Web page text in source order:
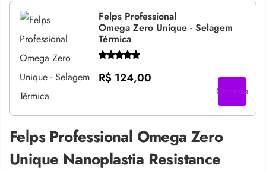
Felps Professional
Omega Zero Unique - Selagem
Térmica
R$ 124,00
Compre
Felps Professional Omega Zero
Unique Nanoplastia Resistance